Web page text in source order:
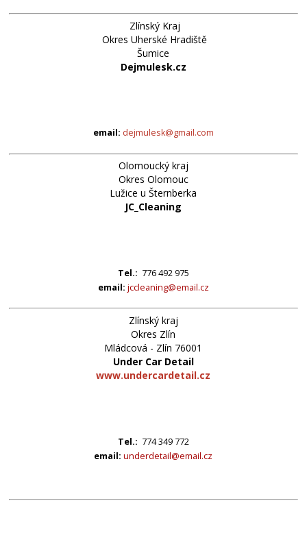
Zlínský Kraj
Okres Uherské Hradiště
Šumice
Dejmulesk.cz
email: dejmulesk@gmail.com
Olomoucký kraj
Okres Olomouc
Lužice u Šternberka
JC_Cleaning
Tel.: 776 492 975
email: jccleaning@email.cz
Zlínský kraj
Okres Zlín
Mládcová - Zlín 76001
Under Car Detail
www.undercardetail.cz
Tel.: 774 349 772
email:underdetail@email.cz